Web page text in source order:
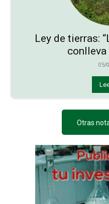
Ley de tierras:
conlleva
05/
Otras